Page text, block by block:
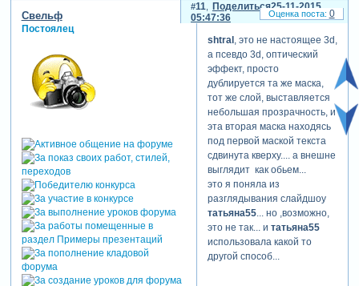
Поделиться
11
25-11-2015
05:47:36
Свельф
Постоялец
shtral , это не настоящее 3d,
а псевдо 3d, оптический
эффект, просто
дублируется та же маска,
тот же слой, выставляется
небольшая прозрачность, и
эта вторая маска находясь
под первой маской текста
сдвинута кверху.... а внешне
выглядит как обьем...
это я поняла из
разглядывания слайдшоу
татьяна55... но ,возможно,
это не так... и татьяна55
использовала какой то
другой способ...
0